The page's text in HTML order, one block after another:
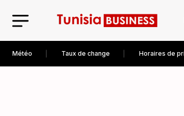
Météo Taux de change Horaires de